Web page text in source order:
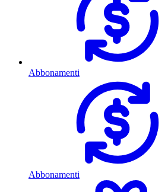
Abbonamenti
Abbonamenti